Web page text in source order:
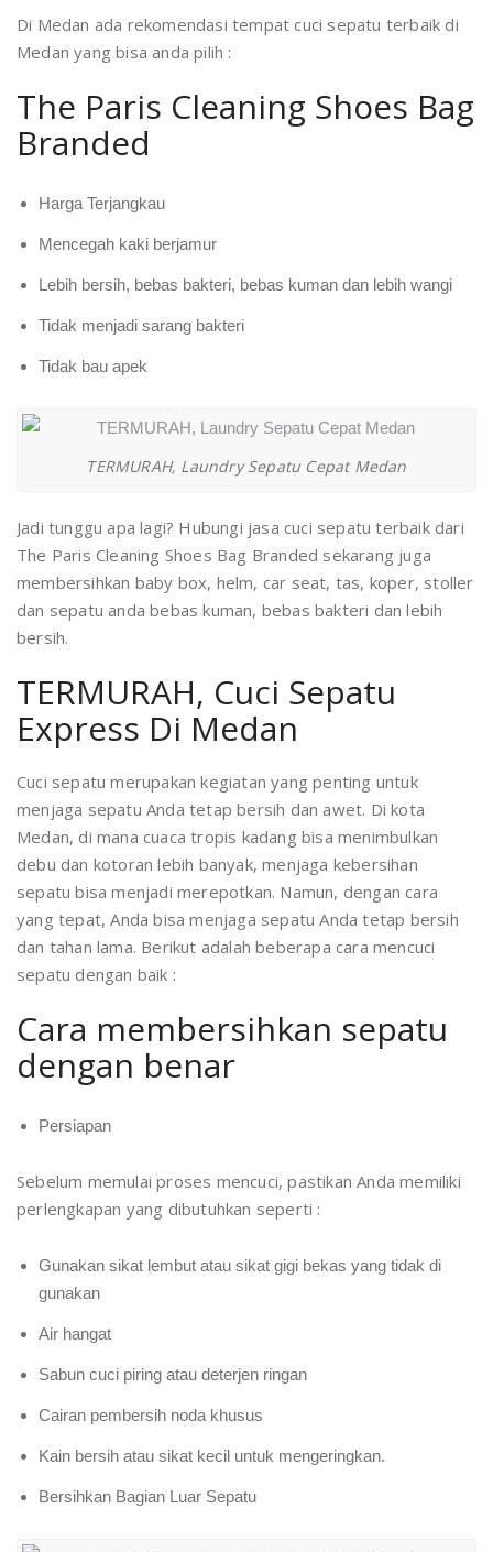
Di Medan ada rekomendasi tempat cuci sepatu terbaik di
Medan yang bisa anda pilih :
The Paris Cleaning Shoes Bag
Branded
Harga Terjangkau
Mencegah kaki berjamur
Lebih bersih, bebas bakteri, bebas kuman dan lebih wangi
Tidak menjadi sarang bakteri
Tidak bau apek
TERMURAH, Laundry Sepatu Cepat Medan
Jadi tunggu apa lagi? Hubungi jasa cuci sepatu terbaik dari
The Paris Cleaning Shoes Bag Branded sekarang juga
membersihkan baby box, helm, car seat, tas, koper, stoller
dan sepatu anda bebas kuman, bebas bakteri dan lebih
bersih.
TERMURAH, Cuci Sepatu
Express Di Medan
Cuci sepatu merupakan kegiatan yang penting untuk
menjaga sepatu Anda tetap bersih dan awet. Di kota
Medan, di mana cuaca tropis kadang bisa menimbulkan
debu dan kotoran lebih banyak, menjaga kebersihan
sepatu bisa menjadi merepotkan. Namun, dengan cara
yang tepat, Anda bisa menjaga sepatu Anda tetap bersih
dan tahan lama. Berikut adalah beberapa cara mencuci
sepatu dengan baik :
Cara membersihkan sepatu
dengan benar
Persiapan
Sebelum memulai proses mencuci, pastikan Anda memiliki
perlengkapan yang dibutuhkan seperti :
Gunakan sikat lembut atau sikat gigi bekas yang tidak di
gunakan
Air hangat
Sabun cuci piring atau deterjen ringan
Cairan pembersih noda khusus
Kain bersih atau sikat kecil untuk mengeringkan.
Bersihkan Bagian Luar Sepatu